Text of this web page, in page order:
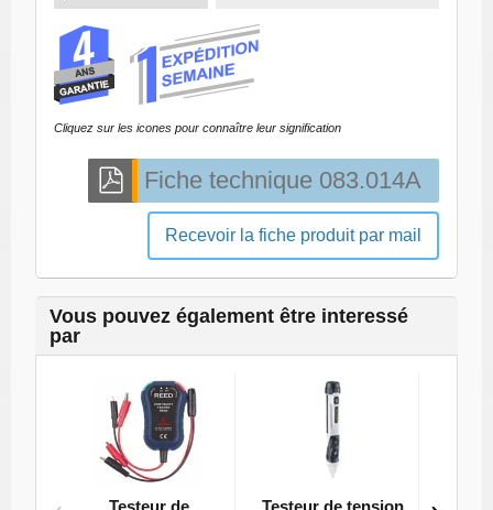
Cliquez sur les icones pour connaître leur signification
Recevoir la fiche produit par mail
Vous pouvez également être interessé
par
Testeur de
Testeur de tension